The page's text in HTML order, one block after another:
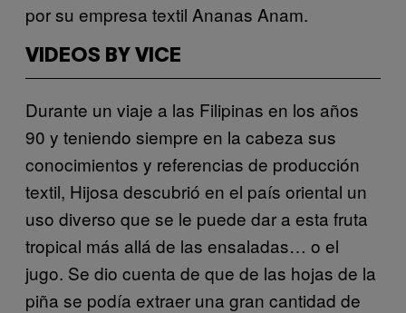
por su empresa textil Ananas Anam.
VIDEOS BY VICE
Durante un viaje a las Filipinas en los años
90 y teniendo siempre en la cabeza sus
conocimientos y referencias de producción
textil, Hijosa descubrió en el país oriental un
uso diverso que se le puede dar a esta fruta
tropical más allá de las ensaladas… o el
jugo. Se dio cuenta de que de las hojas de la
piña se podía extraer una gran cantidad de